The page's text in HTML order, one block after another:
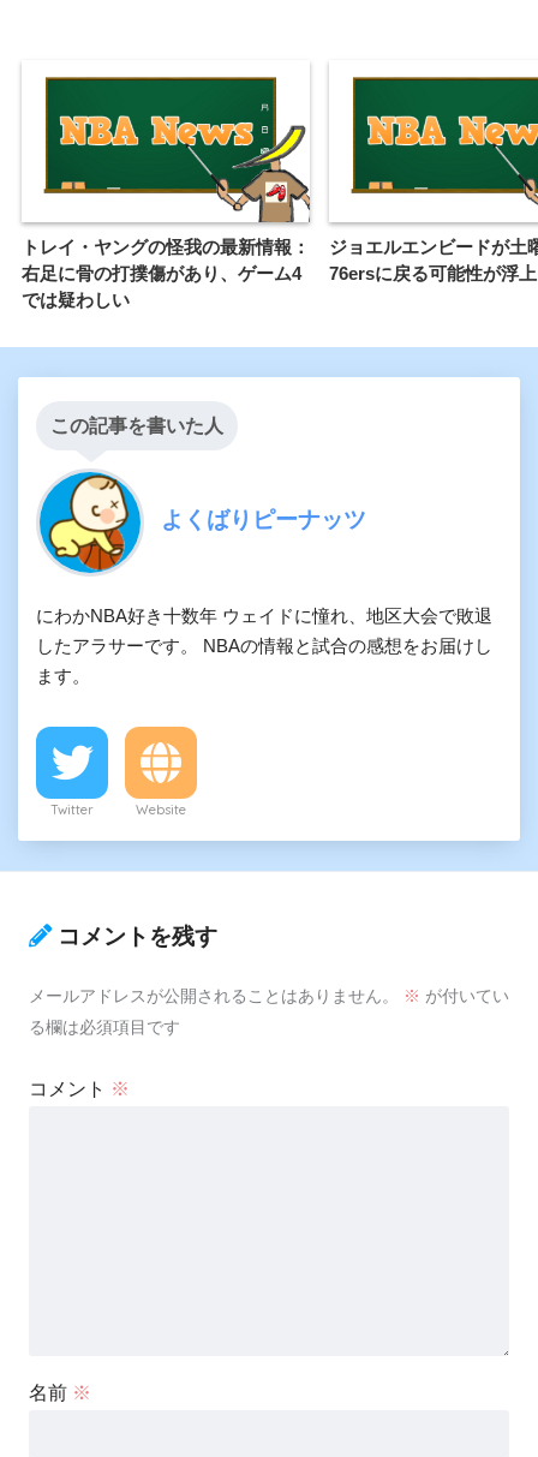
トレイ・ヤングの怪我の最新情報：
右足に骨の打撲傷があり、ゲーム4
では疑わしい
ジョエルエンビードが土
76ersに戻る可能性が浮上
この記事を書いた人
よくばりピーナッツ
にわかNBA好き十数年 ウェイドに憧れ、地区大会で敗退
したアラサーです。 NBAの情報と試合の感想をお届けし
ます。
Twitter Website
コメントを残す
メールアドレスが公開されることはありません。 ※ が付いてい
る欄は必須項目です
コメント ※
名前 ※